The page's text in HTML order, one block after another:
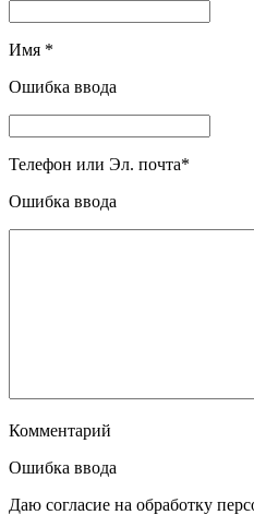
Имя *
Ошибка ввода
Телефон или Эл. почта*
Ошибка ввода
Комментарий
Ошибка ввода
Даю согласие на обработку